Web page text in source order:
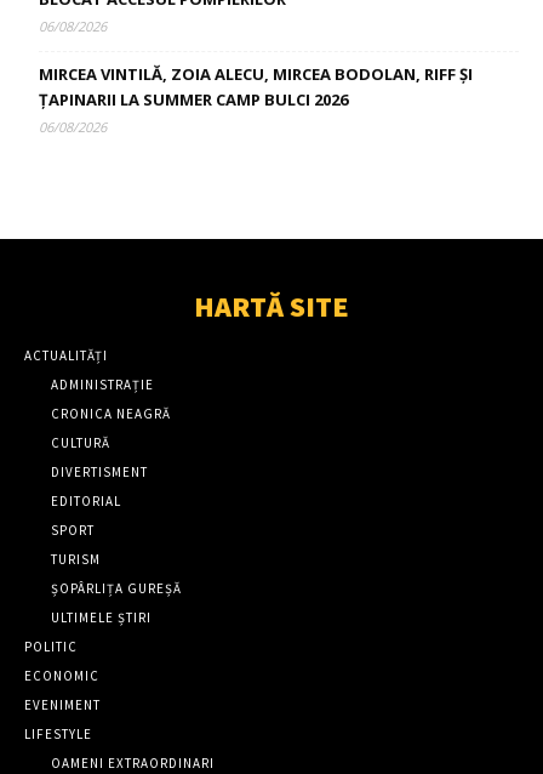
06/08/2026
MIRCEA VINTILĂ, ZOIA ALECU, MIRCEA BODOLAN, RIFF ȘI
ȚAPINARII LA SUMMER CAMP BULCI 2026
06/08/2026
HARTĂ SITE
ACTUALITĂȚI
ADMINISTRAȚIE
CRONICA NEAGRĂ
CULTURĂ
DIVERTISMENT
EDITORIAL
SPORT
TURISM
ȘOPÂRLIȚA GUREȘĂ
ULTIMELE ȘTIRI
POLITIC
ECONOMIC
EVENIMENT
LIFESTYLE
OAMENI EXTRAORDINARI